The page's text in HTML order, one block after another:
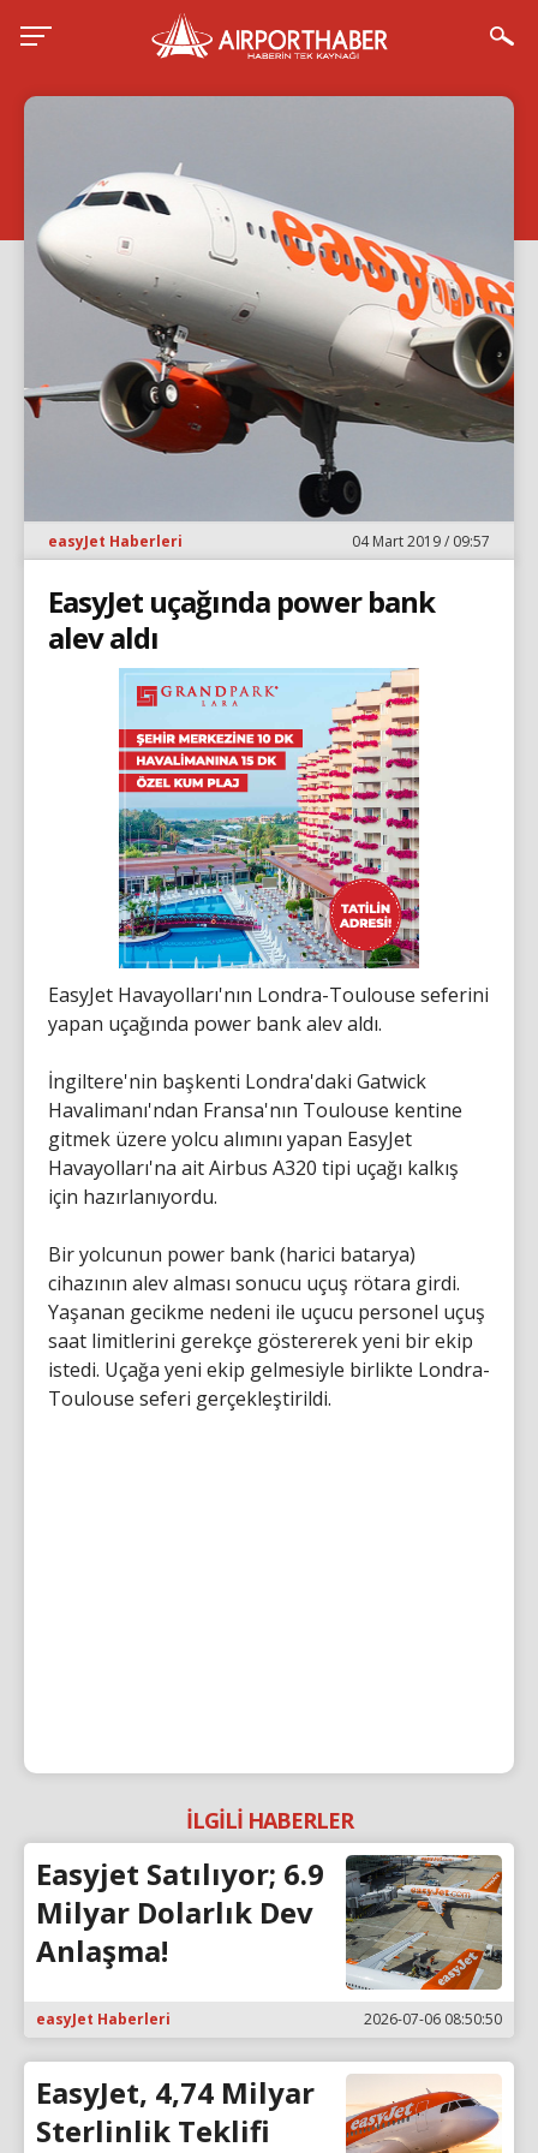
easyJet Haberleri 04 Mart 2019 / 09:57
EasyJet uçağında power bank
alev aldı
EasyJet Havayolları'nın Londra-Toulouse seferini
yapan uçağında power bank alev aldı.
İngiltere'nin başkenti Londra'daki Gatwick
Havalimanı'ndan Fransa'nın Toulouse kentine
gitmek üzere yolcu alımını yapan EasyJet
Havayolları'na ait Airbus A320 tipi uçağı kalkış
için hazırlanıyordu.
Bir yolcunun power bank (harici batarya)
cihazının alev alması sonucu uçuş rötara girdi.
Yaşanan gecikme nedeni ile uçucu personel uçuş
saat limitlerini gerekçe göstererek yeni bir ekip
istedi. Uçağa yeni ekip gelmesiyle birlikte Londra-
Toulouse seferi gerçekleştirildi.
İLGİLİ HABERLER
Easyjet Satılıyor; 6.9
Milyar Dolarlık Dev
Anlaşma!
easyJet Haberleri 2026-07-06 08:50:50
EasyJet, 4,74 Milyar
Sterlinlik Teklifi